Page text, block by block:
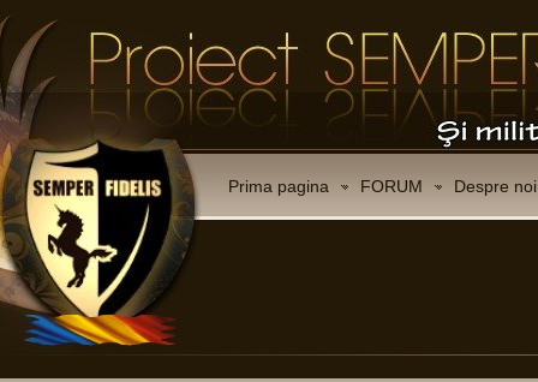
Prima pagina FORUM Despre noi